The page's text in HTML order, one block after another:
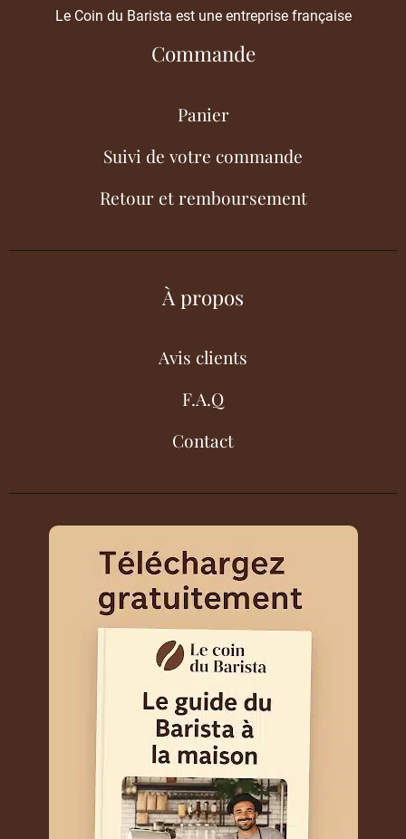
Le Coin du Barista est une entreprise française
Commande
Panier
Suivi de votre commande
Retour et remboursement
À propos
Avis clients
F.A.Q
Contact